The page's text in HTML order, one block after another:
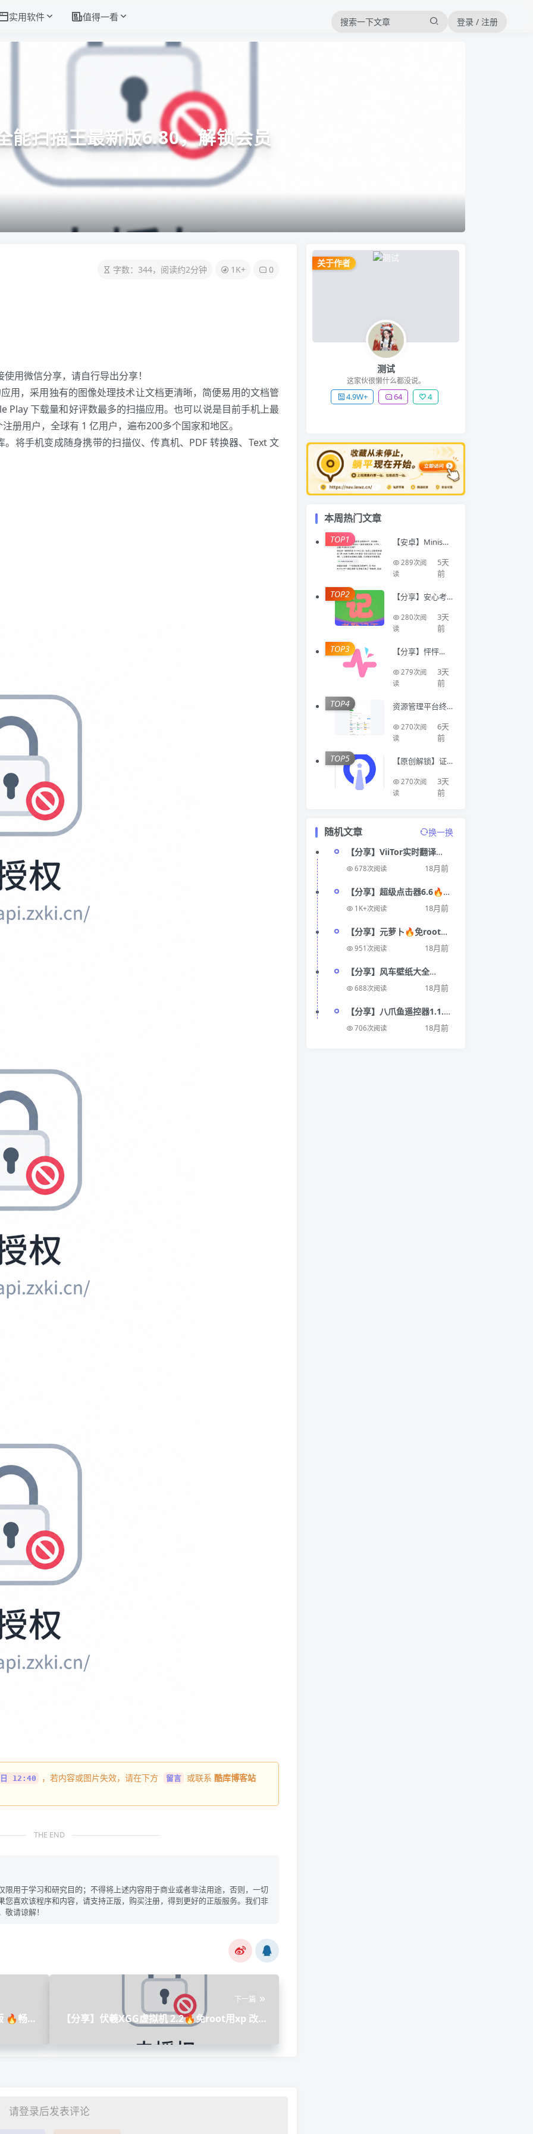
实用软件 值得一看 登录 / 注册
能扫描王最新版6.80，解锁会员
字数：344，阅读约2分钟 1K+ 0
用微信分享，请自行导出分享！
用，采用独有的图像处理技术让文档更清晰，简便易用的文档管
Play 下载量和好评数最多的扫描应用。也可以说是目前手机上最
册用户，全球有 1 亿用户，遍布200多个国家和地区。
将手机变成随身携带的扫描仪、传真机、PDF 转换器、Text 文
日 12:40 ，若内容或图片失效，请在下方 留言 或联系 酷库博客站
THE END
限用于学习和研究目的；不得将上述内容用于商业或者非法用途，否则，一切
喜欢该程序和内容，请支持正版，购买注册，得到更好的正版服务。我们非
请谅解！
🔥畅享
下一篇
【分享】伏羲XGG虚拟机 2.2🔥免root用xp 改ip
请登录后发表评论
关于作者
测试
这家伙很懒什么都没说。
4.9W+ 64 4
本周热门文章
TOP1
【安卓】Minis🔥
模型🔥AI写代码
生成应用
289次阅
读
5天
前
TOP2
【分享】安心考
记工时统计出勤
数据
280次阅
读
3天
前
TOP3
【分享】怦怦🔥A
恋人多模态互动
聊天工具🔥
279次阅
读
3天
前
TOP4
资源管理平台终
大论坛，带vip系
统
270次阅
读
6天
前
TOP5
【原创解锁】证
会员🔥标准尺寸
换底色美颜证件
270次阅
读
3天
前
随机文章
换一换
【分享】ViiTor实时翻译
2.2.5🔥同声传译🔥识别率很
678次阅读 18月前
【分享】超级点击器6.6🔥自
定义规则 解放双手 支持多种
1K+次阅读 18月前
【分享】元萝卜🔥免root🔥
无限多开🔥一键微信平板模
951次阅读 18月前
【分享】风车壁纸大全
4K4.4.4🔥海量4k高清美女
688次阅读 18月前
【分享】八爪鱼遥控器1.1.3
纯净版 控制所有家电 🔥
706次阅读 18月前